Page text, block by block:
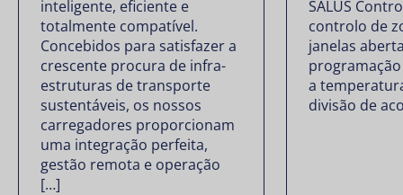
inteligente, eficiente e
totalmente compatível.
Concebidos para satisfazer a
crescente procura de infra-
estruturas de transporte
sustentáveis, os nossos
carregadores proporcionam
uma integração perfeita,
gestão remota e operação
[…]
SALUS
controlo de
janelas
a
divisão de